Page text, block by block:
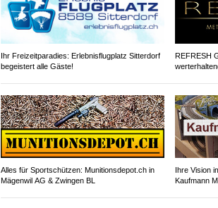
Ihr Freizeitparadies: Erlebnisflugplatz Sitterdorf
begeistert alle Gäste!
REFRESH
Alles für Sportschützen: Munitionsdepot.ch in
Mägenwil AG & Zwingen BL
Ihre Vision
Kaufmann